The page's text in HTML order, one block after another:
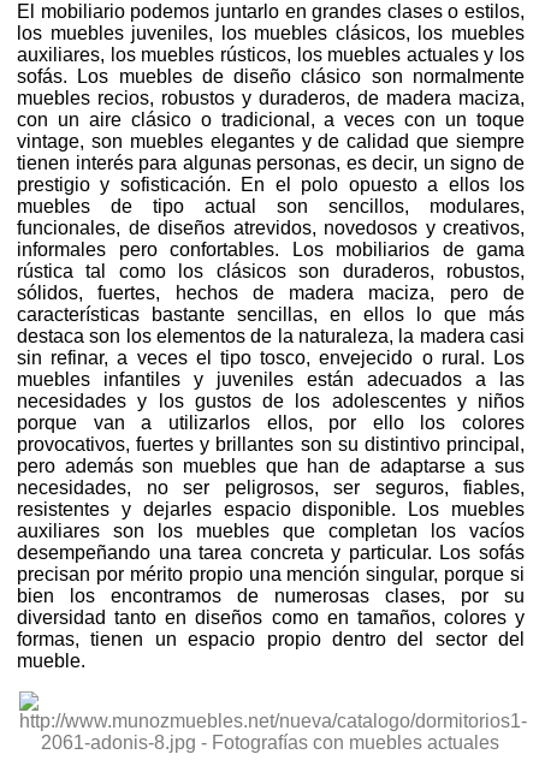
El mobiliario podemos juntarlo en grandes clases o estilos,
los muebles juveniles, los muebles clásicos, los muebles
auxiliares, los muebles rústicos, los muebles actuales y los
sofás. Los muebles de diseño clásico son normalmente
muebles recios, robustos y duraderos, de madera maciza,
con un aire clásico o tradicional, a veces con un toque
vintage, son muebles elegantes y de calidad que siempre
tienen interés para algunas personas, es decir, un signo de
prestigio y sofisticación. En el polo opuesto a ellos los
muebles de tipo actual son sencillos, modulares,
funcionales, de diseños atrevidos, novedosos y creativos,
informales pero confortables. Los mobiliarios de gama
rústica tal como los clásicos son duraderos, robustos,
sólidos, fuertes, hechos de madera maciza, pero de
características bastante sencillas, en ellos lo que más
destaca son los elementos de la naturaleza, la madera casi
sin refinar, a veces el tipo tosco, envejecido o rural. Los
muebles infantiles y juveniles están adecuados a las
necesidades y los gustos de los adolescentes y niños
porque van a utilizarlos ellos, por ello los colores
provocativos, fuertes y brillantes son su distintivo principal,
pero además son muebles que han de adaptarse a sus
necesidades, no ser peligrosos, ser seguros, fiables,
resistentes y dejarles espacio disponible. Los muebles
auxiliares son los muebles que completan los vacíos
desempeñando una tarea concreta y particular. Los sofás
precisan por mérito propio una mención singular, porque si
bien los encontramos de numerosas clases, por su
diversidad tanto en diseños como en tamaños, colores y
formas, tienen un espacio propio dentro del sector del
mueble.